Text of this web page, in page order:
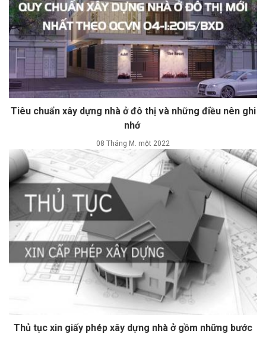
Tiêu chuẩn xây dựng nhà ở đô thị và những điều nên ghi
nhớ
08 Tháng M. một 2022
Thủ tục xin giấy phép xây dựng nhà ở gồm những bước